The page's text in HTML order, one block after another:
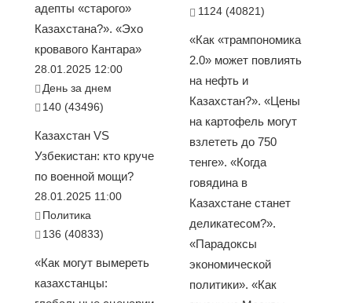
адепты «старого»
Казахстана?». «Эхо
кровавого Кантара»
28.01.2025 12:00
День за днем
140 (43496)
Казахстан VS
Узбекистан: кто круче
по военной мощи?
28.01.2025 11:00
Политика
136 (40833)
«Как могут вымереть
казахстанцы:
1124 (40821)
«Как «трампономика
2.0» может повлиять
на нефть и
Казахстан?». «Цены
на картофель могут
взлететь до 750
тенге». «Когда
говядина в
Казахстане станет
деликатесом?».
«Парадоксы
экономической
политики». «Как